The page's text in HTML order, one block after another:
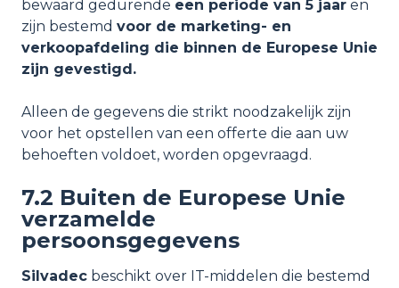
bewaard gedurende een periode van 5 jaar en
zijn bestemd voor de marketing- en
verkoopafdeling die binnen de Europese Unie
zijn gevestigd.
Alleen de gegevens die strikt noodzakelijk zijn
voor het opstellen van een offerte die aan uw
behoeften voldoet, worden opgevraagd.
7.2 Buiten de Europese Unie
verzamelde
persoonsgegevens
Silvadec beschikt over IT-middelen die bestemd